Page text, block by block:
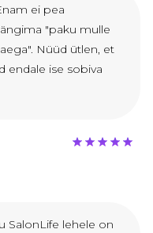
ei pea
"paku mulle
Nüüd ütlen, et
endale ise sobiva
SalonLife lehele on